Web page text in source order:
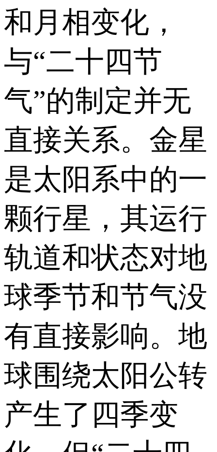
和月相变化，
与“二十四节
气”的制定并无
直接关系。金星
是太阳系中的一
颗行星，其运行
轨道和状态对地
球季节和节气没
有直接影响。地
球围绕太阳公转
产生了四季变